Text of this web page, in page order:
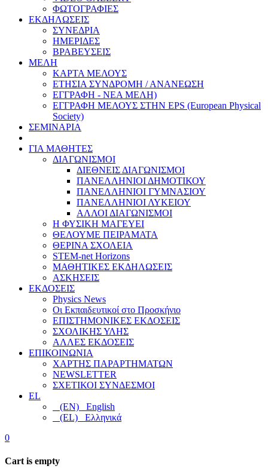
ΦΩΤΟΓΡΑΦΙΕΣ
ΕΚΔΗΛΩΣΕΙΣ
ΣΥΝΕΔΡΙΑ
ΗΜΕΡΙΔΕΣ
ΒΡΑΒΕΥΣΕΙΣ
ΜΕΛΗ
ΚΑΡΤΑ ΜΕΛΟΥΣ
ΕΤΗΣΙΑ ΣΥΝΔΡΟΜΗ / ΑΝΑΝΕΩΣΗ
ΕΓΓΡΑΦΗ - ΝΕΑ ΜΕΛΗ)
ΕΓΓΡΑΦΗ ΜΕΛΟΥΣ ΣΤΗΝ EPS (European Physical
Society)
ΣΕΜΙΝΑΡΙΑ
ΓΙΑ ΜΑΘΗΤΕΣ
ΔΙΑΓΩΝΙΣΜΟΙ
ΔΙΕΘΝΕΙΣ ΔΙΑΓΩΝΙΣΜΟΙ
ΠΑΝΕΛΛΗΝΙΟΙ ΔΗΜΟΤΙΚΟΥ
ΠΑΝΕΛΛΗΝΙΟΙ ΓΥΜΝΑΣΙΟΥ
ΠΑΝΕΛΛΗΝΙΟΙ ΛΥΚΕΙΟΥ
ΑΛΛΟΙ ΔΙΑΓΩΝΙΣΜΟΙ
Η ΦΥΣΙΚΗ ΜΑΓΕΥΕΙ
ΘΕΛΟΥΜΕ ΠΕΙΡΑΜΑΤΑ
ΘΕΡΙΝΑ ΣΧΟΛΕΙΑ
STEM-net Horizons
ΜΑΘΗΤΙΚΕΣ ΕΚΔΗΛΩΣΕΙΣ
ΑΣΚΗΣΕΙΣ
ΕΚΔΟΣΕΙΣ
Physics News
Οι Εκπαιδευτικοί στο Προσκήνιο
ΕΠΙΣΤΗΜΟΝΙΚΕΣ ΕΚΔΟΣΕΙΣ
ΣΧΟΛΙΚΗΣ ΥΛΗΣ
ΑΛΛΕΣ ΕΚΔΟΣΕΙΣ
ΕΠΙΚΟΙΝΩΝΙΑ
ΧΑΡΤΗΣ ΠΑΡΑΡΤΗΜΑΤΩΝ
NEWSLETTER
ΣΧΕΤΙΚΟΙ ΣΥΝΔΕΣΜΟΙ
EL
(EN) English
(EL) Ελληνικά
0
Cart is empty